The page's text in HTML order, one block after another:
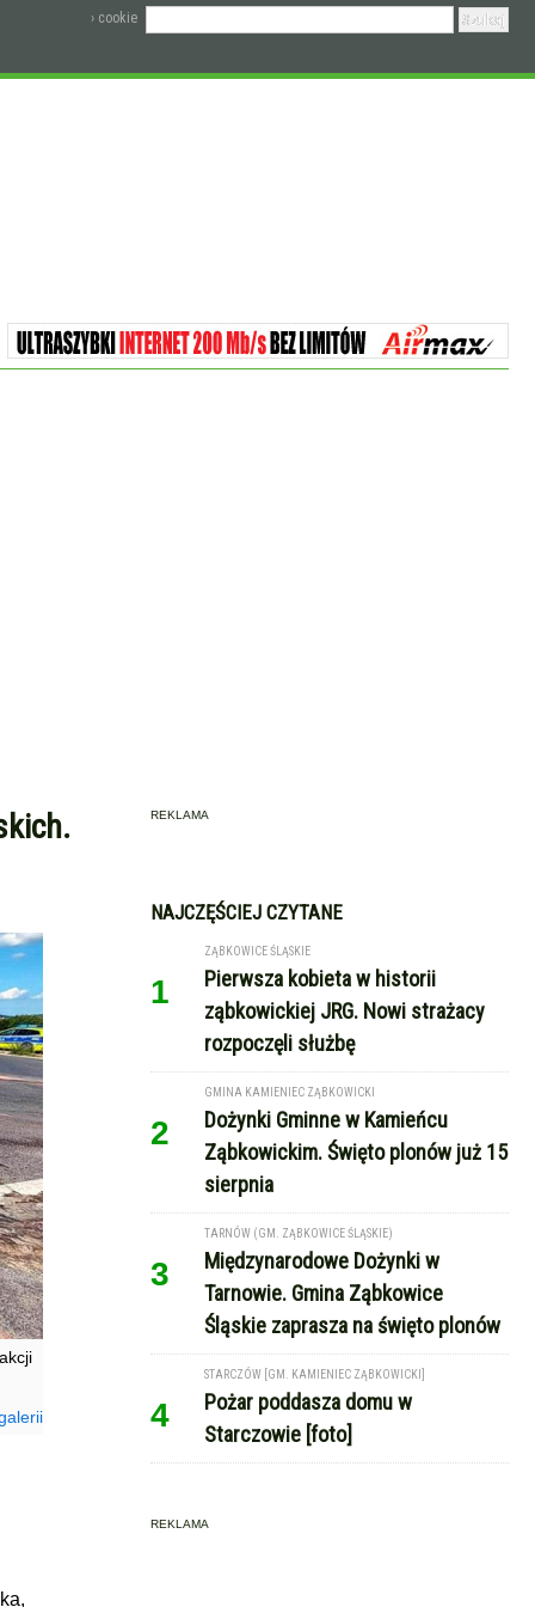
› cookie
REKLAMA
NAJCZĘŚCIEJ CZYTANE
1
ZĄBKOWICE ŚLĄSKIE
Pierwsza kobieta w historii
ząbkowickiej JRG. Nowi strażacy
rozpoczęli służbę
2
GMINA KAMIENIEC ZĄBKOWICKI
Dożynki Gminne w Kamieńcu
Ząbkowickim. Święto plonów już 15
sierpnia
3
TARNÓW (GM. ZĄBKOWICE ŚLĄSKIE)
Międzynarodowe Dożynki w
Tarnowie. Gmina Ząbkowice
Śląskie zaprasza na święto plonów
4
STARCZÓW [GM. KAMIENIEC ZĄBKOWICKI]
Pożar poddasza domu w
Starczowie [foto]
REKLAMA